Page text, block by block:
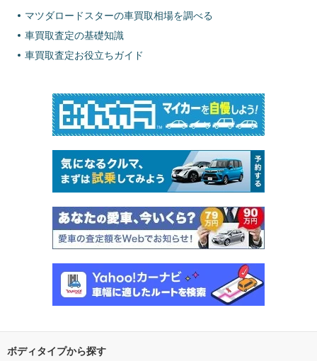
マツダロードスターの車買取相場を調べる
車買取査定の基礎知識
車買取査定お役立ちガイド
ボディタイプから探す